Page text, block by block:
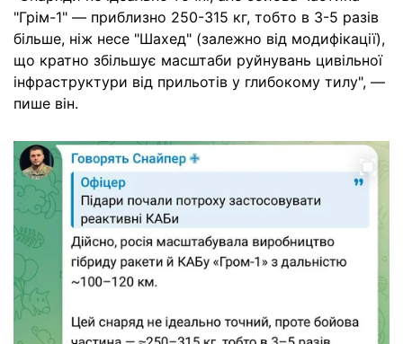
"Грім-1" — приблизно 250-315 кг, тобто в 3-5 разів
більше, ніж несе "Шахед" (залежно від модифікації),
що кратно збільшує масштаби руйнувань цивільної
інфраструктури від прильотів у глибокому тилу", —
пише він.